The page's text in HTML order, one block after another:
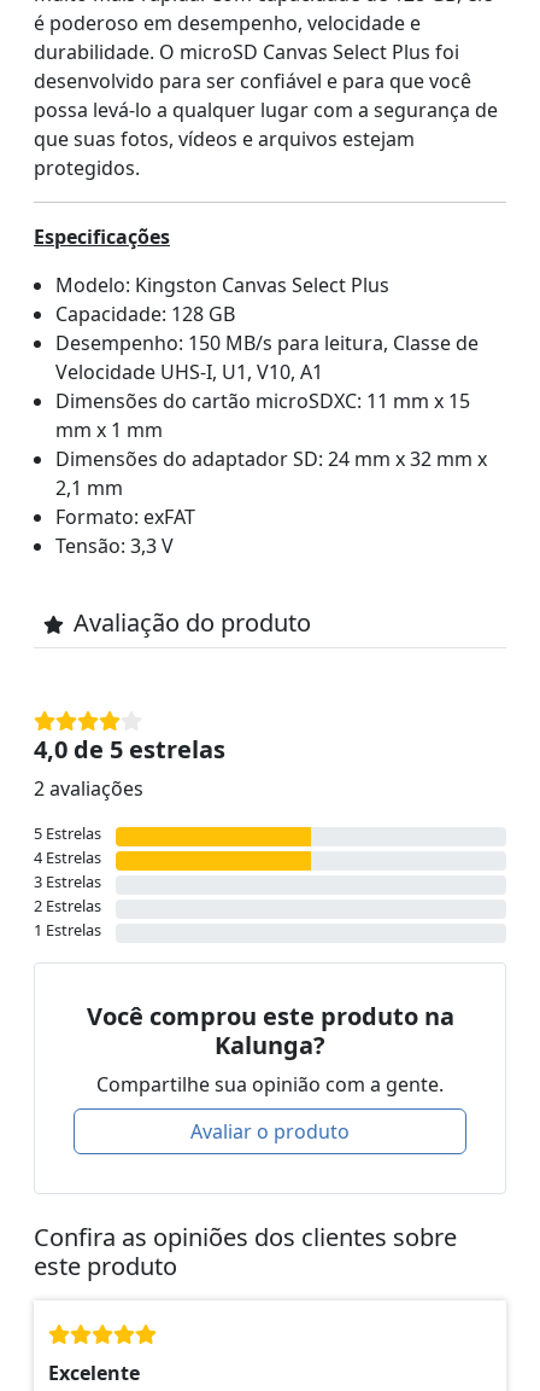
é poderoso em desempenho, velocidade e
durabilidade. O microSD Canvas Select Plus foi
desenvolvido para ser confiável e para que você
possa levá-lo a qualquer lugar com a segurança de
que suas fotos, vídeos e arquivos estejam
protegidos.
Especificações
Modelo: Kingston Canvas Select Plus
Capacidade: 128 GB
Desempenho: 150 MB/s para leitura, Classe de
Velocidade UHS-I, U1, V10, A1
Dimensões do cartão microSDXC: 11 mm x 15
mm x 1 mm
Dimensões do adaptador SD: 24 mm x 32 mm x
2,1 mm
Formato: exFAT
Tensão: 3,3 V
Avaliação do produto
4,0 de 5 estrelas
2 avaliações
5 Estrelas
4 Estrelas
3 Estrelas
2 Estrelas
1 Estrelas
Você comprou este produto na
Kalunga?
Compartilhe sua opinião com a gente.
Avaliar o produto
Confira as opiniões dos clientes sobre
este produto
Excelente